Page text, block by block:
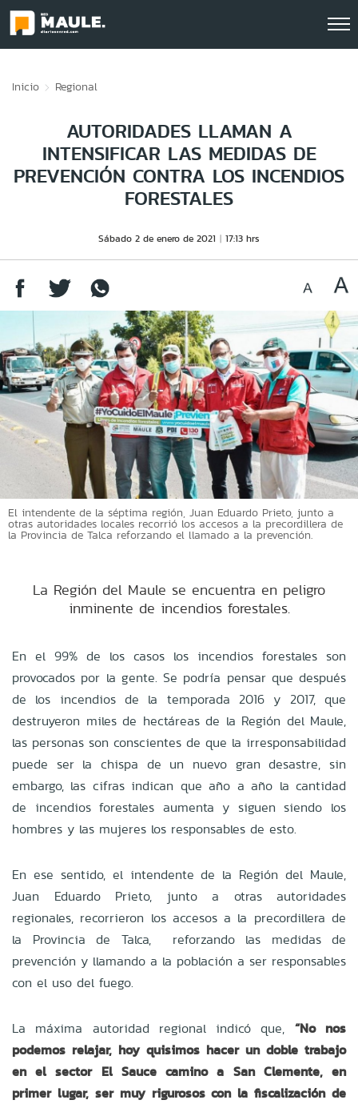
Inicio Regional
AUTORIDADES LLAMAN A
INTENSIFICAR LAS MEDIDAS DE
PREVENCIÓN CONTRA LOS INCENDIOS
FORESTALES
Sábado 2 de enero de 2021 17:13 hrs
El intendente de la séptima región, Juan Eduardo Prieto, junto a
otras autoridades locales recorrió los accesos a la precordillera de
la Provincia de Talca reforzando el llamado a la prevención.
La Región del Maule se encuentra en peligro
inminente de incendios forestales.
En el 99% de los casos los incendios forestales son
provocados por la gente. Se podría pensar que después
de los incendios de la temporada 2016 y 2017, que
destruyeron miles de hectáreas de la Región del Maule,
las personas son conscientes de que la irresponsabilidad
puede ser la chispa de un nuevo gran desastre, sin
embargo, las cifras indican que año a año la cantidad
de incendios forestales aumenta y siguen siendo los
hombres y las mujeres los responsables de esto.
En ese sentido, el intendente de la Región del Maule,
Juan Eduardo Prieto, junto a otras autoridades
regionales, recorrieron los accesos a la precordillera de
la Provincia de Talca, reforzando las medidas de
prevención y llamando a la población a ser responsables
con el uso del fuego.
La máxima autoridad regional indicó que, “No nos
podemos relajar, hoy quisimos hacer un doble trabajo
en el sector El Sauce camino a San Clemente, en
primer lugar, ser muy rigurosos con la fiscalización de